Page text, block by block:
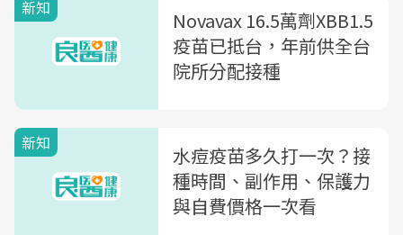
新知
Novavax 16.5萬劑XBB1.5
疫苗已抵台，年前供全台
院所分配接種
新知
水痘疫苗多久打一次？接
種時間、副作用、保護力
與自費價格一次看